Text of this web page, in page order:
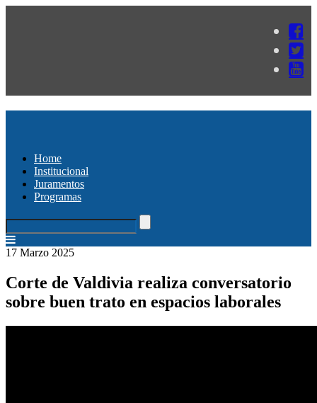
Home
Institucional
Juramentos
Programas
17 Marzo 2025
Corte de Valdivia realiza conversatorio
sobre buen trato en espacios laborales